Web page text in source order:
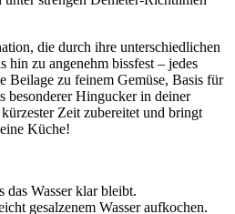
die durch ihre unterschiedlichen
hin zu angenehm bissfest – jedes
Beilage zu feinem Gemüse, Basis für
besonderer Hingucker in deiner
Zeit zubereitet und bringt
Küche!
das Wasser klar bleibt.
gesalzenem Wasser aufkochen.